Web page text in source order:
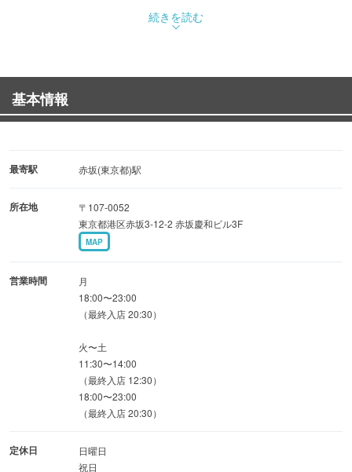
旬の食材を使用した、季節のお料理をお楽しみ下さい。※
献立は全コース月替わりです。
【7000円コース】季節のお料理8品
【5000円コース】季節のお料理6品
続きを読む
基本情報
最寄駅 赤坂(東京都)駅
所在地
〒107-0052
東京都港区赤坂3-12-2 赤坂慶和ビル3F
MAP
営業時間
月
18:00〜23:00
（最終入店 20:30）
火〜土
11:30〜14:00
（最終入店 12:30）
18:00〜23:00
（最終入店 20:30）
定休日
日曜日
祝日